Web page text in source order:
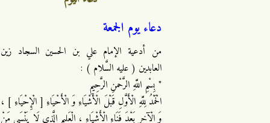
دعاء يوم الجمعة
من أدعية الإمام علي بن الحسين السجاد زين
العابدين ( عليه السَّلام ) :
" بِسْمِ اللَّهِ الرَّحْمنِ الرَّحِيمِ
الْحَمْدُ لِلَّهِ الْأَوَّلِ قَبْلَ الْأَشْيَاءِ وَ الْأَحْيَاءِ [ الْإِحْيَاءِ ] ،
وَ الْآخِرِ بَعْدَ فَنَاءِ الْأَشْيَاءِ ، الْعَلِيمِ الَّذِي لَا يَنْسَى مَنْ